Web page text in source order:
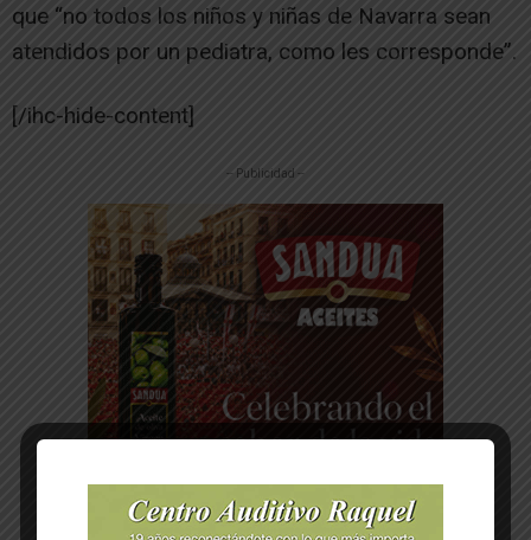
que “no todos los niños y niñas de Navarra sean
atendidos por un pediatra, como les corresponde”.
[/ihc-hide-content]
-- Publicidad --